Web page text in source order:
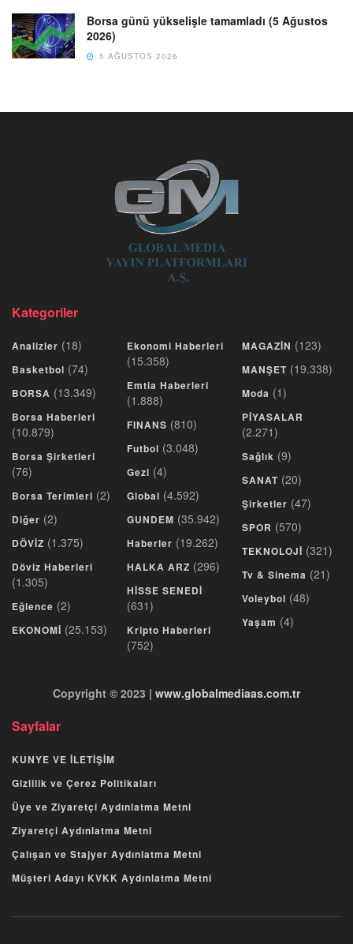
Borsa günü yükselişle tamamladı (5 Ağustos
2026)
5 AĞUSTOS 2026
Kategoriler
Analizler (18)
Basketbol (74)
BORSA (13.349)
Borsa Haberleri
(10.879)
Borsa Şirketleri
(76)
Borsa Terimleri (2)
Diğer (2)
DÖVİZ (1.375)
Döviz Haberleri
(1.305)
Eğlence (2)
EKONOMİ (25.153)
Ekonomi Haberleri
(15.358)
Emtia Haberleri
(1.888)
FINANS (810)
Futbol (3.048)
Gezi (4)
Global (4.592)
GUNDEM (35.942)
Haberler (19.262)
HALKA ARZ (296)
HİSSE SENEDİ
(631)
Kripto Haberleri
(752)
MAGAZİN (123)
MANŞET (19.338)
Moda (1)
PİYASALAR
(2.271)
Sağlık (9)
SANAT (20)
Şirketler (47)
SPOR (570)
TEKNOLOJİ (321)
Tv & Sinema (21)
Voleybol (48)
Yaşam (4)
Copyright © 2023 | www.globalmediaas.com.tr
Sayfalar
KUNYE VE İLETİŞİM
Gizlilik ve Çerez Politikaları
Üye ve Ziyaretçi Aydınlatma Metni
Ziyaretçi Aydınlatma Metni
Çalışan ve Stajyer Aydınlatma Metni
Müşteri Adayı KVKK Aydınlatma Metni